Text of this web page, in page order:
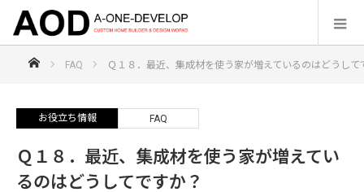
HOME
FAQ Ｑ１８．最近、集成材を使う家が増えているのはどうして
お役立ち情報 FAQ
Ｑ１８．最近、集成材を使う家が増えてい
るのはどうしてですか？